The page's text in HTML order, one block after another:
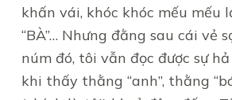
khấn vái, khóc khóc mếu mếu
“BÀ”… Nhưng đằng sau cái vẻ
núm đó, tôi vẫn đọc được sự
khi thấy thằng “anh”, thằng